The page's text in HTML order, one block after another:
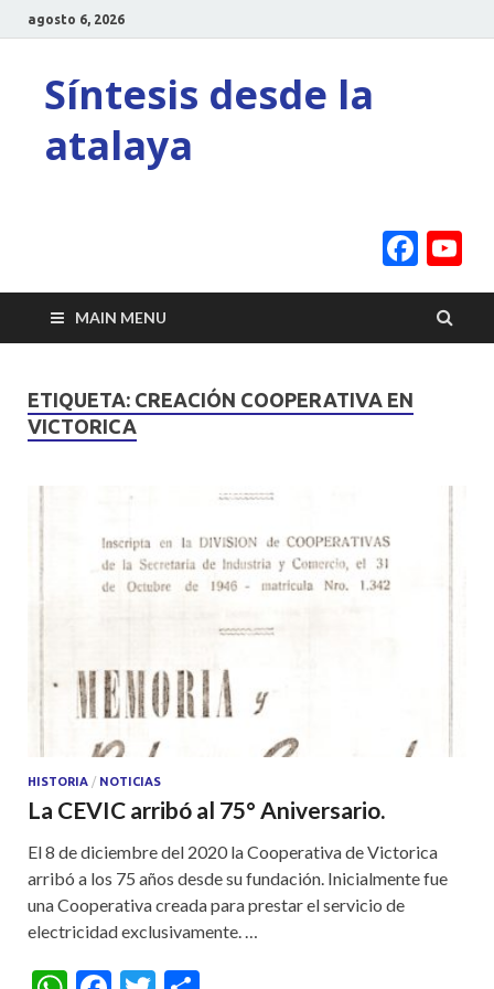
agosto 6, 2026
Síntesis desde la
atalaya
MAIN MENU
ETIQUETA: CREACIÓN COOPERATIVA EN
VICTORICA
HISTORIA / NOTICIAS
La CEVIC arribó al 75° Aniversario.
El 8 de diciembre del 2020 la Cooperativa de Victorica
arribó a los 75 años desde su fundación. Inicialmente fue
una Cooperativa creada para prestar el servicio de
electricidad exclusivamente. …